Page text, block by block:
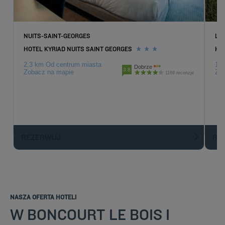
NUITS-SAINT-GEORGES
HOTEL KYRIAD NUITS SAINT GEORGES
2.3 km Od centrum miasta
Zobacz na mapie
3.8 Dobrze
1169 recenzje
NASZA OFERTA HOTELI
W BONCOURT LE BOIS I